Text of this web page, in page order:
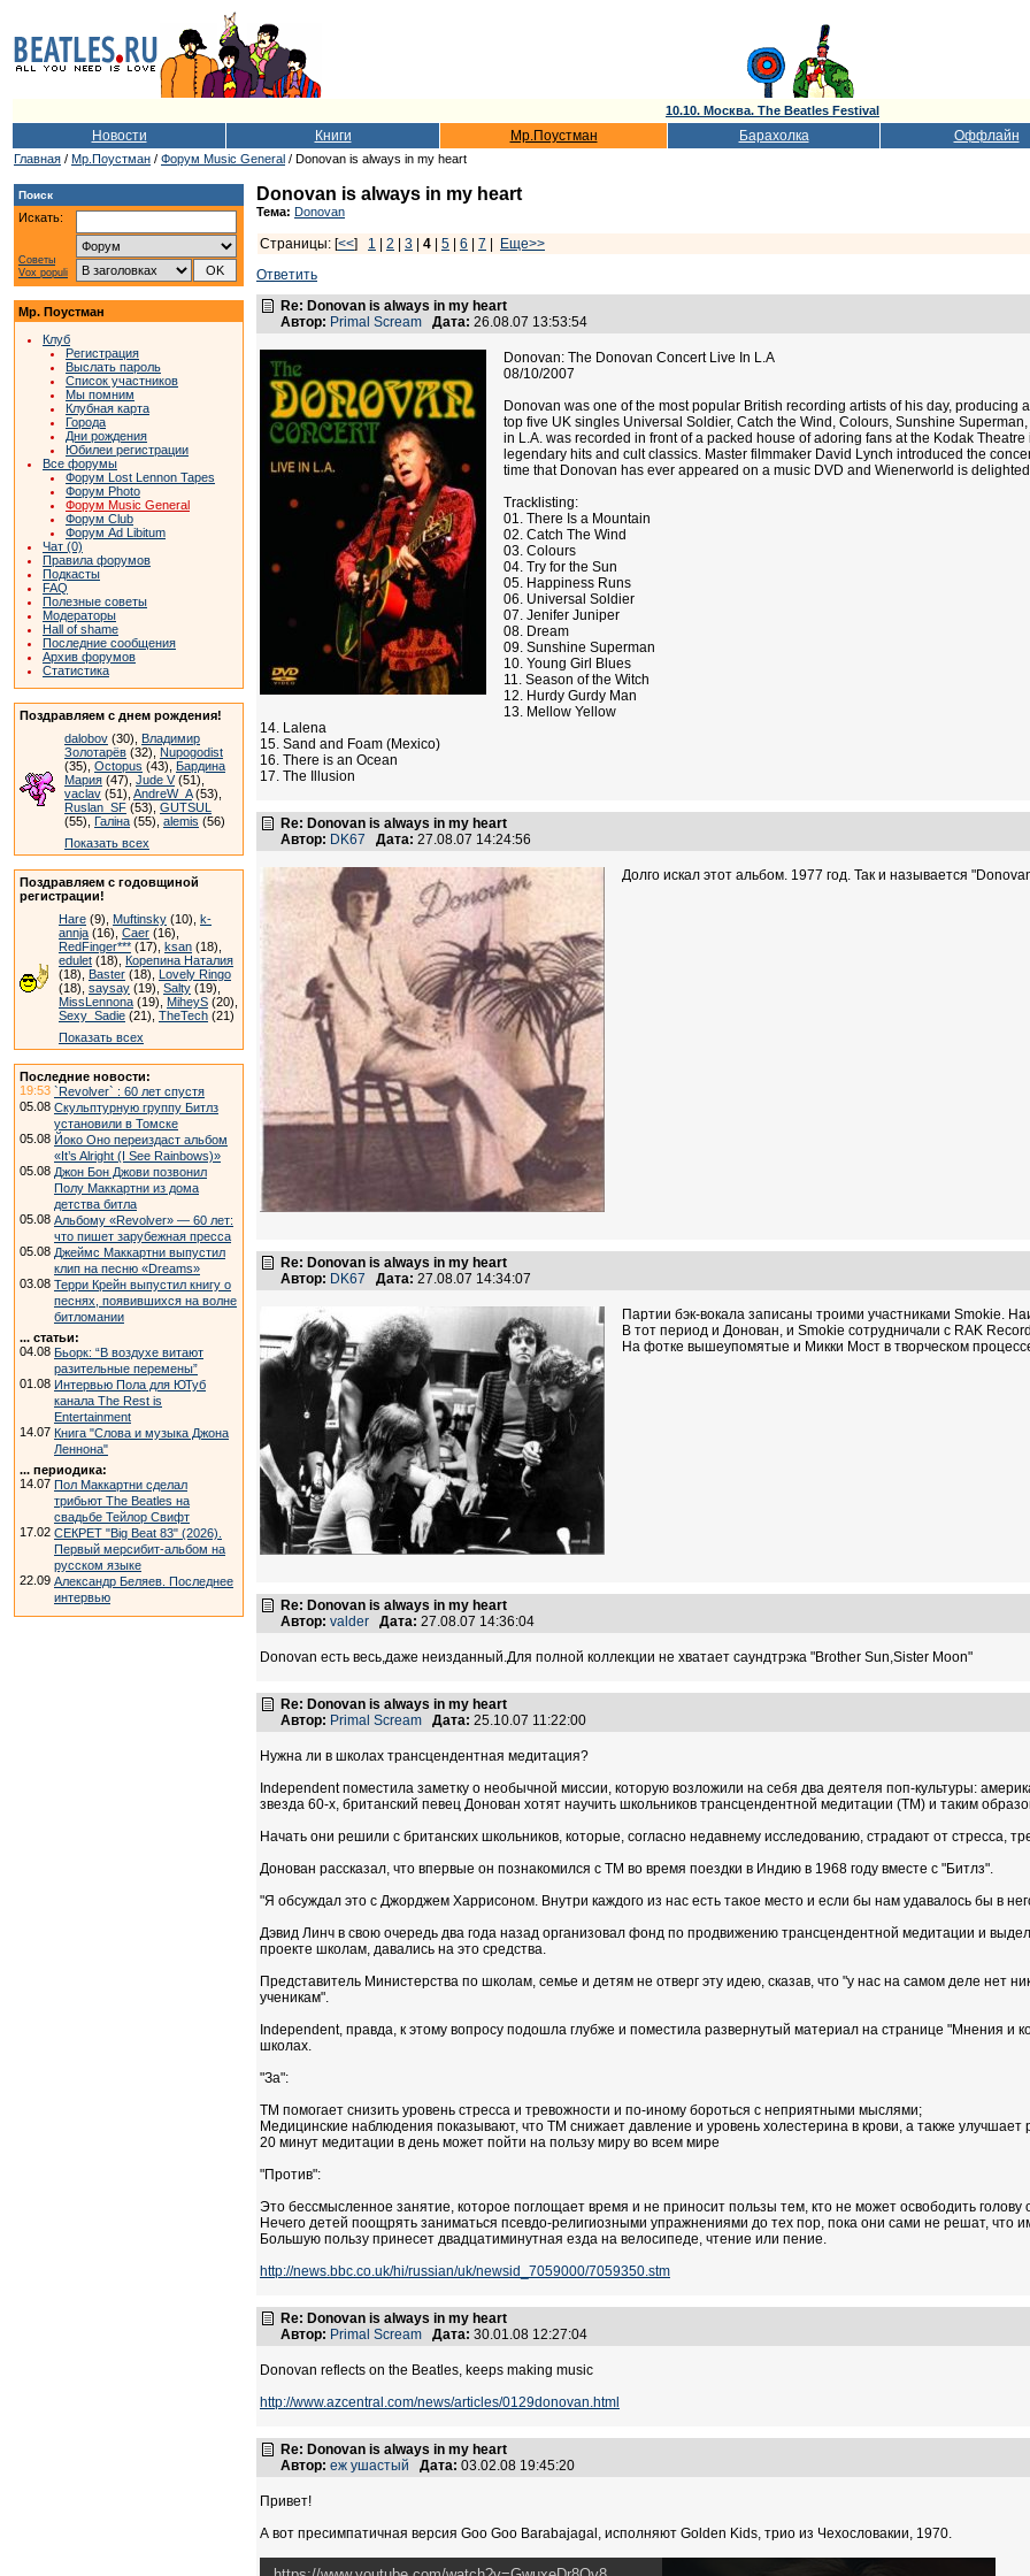
10.10. Москва. The Beatles Festival
Новости Книги Мр.Поустман Барахолка Оффлайн
Главная / Мр.Поустман / Форум Music General / Donovan is always in my heart
Поиск
Искать:
Советы
Vox populi
Мр. Поустман
Клуб
Регистрация
Выслать пароль
Список участников
Мы помним
Клубная карта
Города
Дни рождения
Юбилеи регистрации
Все форумы
Форум Lost Lennon Tapes
Форум Photo
Форум Music General
Форум Club
Форум Ad Libitum
Чат (0)
Правила форумов
Подкасты
FAQ
Полезные советы
Модераторы
Hall of shame
Последние сообщения
Архив форумов
Статистика
Поздравляем с днем рождения!
dalobov (30), Владимир
Золотарёв (32), Nupogodist
(35), Octopus (43), Бардина
Мария (47), Jude V(51),
vaclav (51), AndreW_A(53),
Ruslan_SF (53), GUTSUL
(55), Галіна (55), alemis (56)
Показать всех
Поздравляем с годовщиной
регистрации!
Hare (9), Muftinsky (10), k-
annja (16), Caer (16),
RedFinger*** (17), ksan (18),
edulet (18), Корепина Наталия
(18), Baster (18), Lovely Ringo
(18), saysay (19), Salty (19),
MissLennona (19), MiheyS (20),
Sexy_Sadie (21), TheTech (21)
Показать всех
Последние новости:
19:53 `Revolver` : 60 лет спустя
05.08 Скульптурную группу Битлз
установили в Томске
05.08 Йоко Оно переиздаст альбом
«It’s Alright (I See Rainbows)»
05.08 Джон Бон Джови позвонил
Полу Маккартни из дома
детства битла
05.08 Альбому «Revolver» — 60 лет:
что пишет зарубежная пресса
05.08 Джеймс Маккартни выпустил
клип на песню «Dreams»
03.08 Терри Крейн выпустил книгу о
песнях, появившихся на волне
битломании
... статьи:
04.08 Бьорк: “В воздухе витают
разительные перемены”
01.08 Интервью Пола для ЮТуб
канала The Rest is
Entertainment
14.07 Книга "Слова и музыка Джона
Леннона"
... периодика:
14.07 Пол Маккартни сделал
трибьют The Beatles на
свадьбе Тейлор Свифт
17.02 СЕКРЕТ "Big Beat 83" (2026).
Первый мерсибит-альбом на
русском языке
22.09 Александр Беляев. Последнее
интервью
Donovan is always in my heart
Тема: Donovan
Страницы: [<<] 1 2 3 4 5 6 7
Еще>>
Ответить
Re: Donovan is always in my heart
Автор: Primal Scream Дата: 26.08.07 13:53:54
Donovan: The Donovan Concert Live In L.A
08/10/2007
Donovan was one of the most popular British recording artists of his day,
top five UK singles Universal Soldier, Catch the Wind, Colours, Sunshine
in L.A. was recorded in front of a packed house of adoring fans at the Kodak
legendary hits and cult classics. Master filmmaker David Lynch introduced the
time that Donovan has ever appeared on a music DVD and Wienerworld is
Tracklisting:
01. There Is a Mountain
02. Catch The Wind
03. Colours
04. Try for the Sun
05. Happiness Runs
06. Universal Soldier
07. Jenifer Juniper
08. Dream
09. Sunshine Superman
10. Young Girl Blues
11. Season of the Witch
12. Hurdy Gurdy Man
13. Mellow Yellow
14. Lalena
15. Sand and Foam (Mexico)
16. There is an Ocean
17. The Illusion
Re: Donovan is always in my heart
Автор: DK67 Дата: 27.08.07 14:24:56
Долго искал этот альбом. 1977 год. Так и называется
Re: Donovan is always in my heart
Автор: DK67 Дата: 27.08.07 14:34:07
Партии бэк-вокала записаны троими участниками Smokie.
В тот период и Донован, и Smokie сотрудничали с RAK
На фотке вышеупомятые и Микки Мост в творческом
Re: Donovan is always in my heart
Автор: valder Дата: 27.08.07 14:36:04
Donovan есть весь,даже неизданный.Для полной коллекции не хватает саундтрэка "Brother Sun,Sister Moon"
Re: Donovan is always in my heart
Автор: Primal Scream Дата: 25.10.07 11:22:00
Нужна ли в школах трансцендентная медитация?
Independent поместила заметку о необычной миссии, которую возложили на себя два деятеля поп-культуры:
звезда 60-х, британский певец Донован хотят научить школьников трансцендентной медитации (ТМ) и таким
Начать они решили с британских школьников, которые, согласно недавнему исследованию, страдают от стресса,
Донован рассказал, что впервые он познакомился с ТМ во время поездки в Индию в 1968 году вместе с "Битлз".
"Я обсуждал это с Джорджем Харрисоном. Внутри каждого из нас есть такое место и если бы нам удавалось бы в
Дэвид Линч в свою очередь два года назад организовал фонд по продвижению трансцендентной медитации и
проекте школам, давались на это средства.
Представитель Министерства по школам, семье и детям не отверг эту идею, сказав, что "у нас на самом деле нет
ученикам".
Independent, правда, к этому вопросу подошла глубже и поместила развернутый материал на странице "Мнения и
школах.
"За":
ТМ помогает снизить уровень стресса и тревожности и по-иному бороться с неприятными мыслями;
Медицинские наблюдения показывают, что ТМ снижает давление и уровень холестерина в крови, а также улучшает
20 минут медитации в день может пойти на пользу миру во всем мире
"Против":
Это бессмысленное занятие, которое поглощает время и не приносит пользы тем, кто не может освободить голову
Нечего детей поощрять заниматься псевдо-религиозными упражнениями до тех пор, пока они сами не решат, что
Большую пользу принесет двадцатиминутная езда на велосипеде, чтение или пение.
http://news.bbc.co.uk/hi/russian/uk/newsid_7059000/7059350.stm
Re: Donovan is always in my heart
Автор: Primal Scream Дата: 30.01.08 12:27:04
Donovan reflects on the Beatles, keeps making music
http://www.azcentral.com/news/articles/0129donovan.html
Re: Donovan is always in my heart
Автор: еж ушастый Дата: 03.02.08 19:45:20
Привет!
А вот пресимпатичная версия Goo Goo Barabajagal, исполняют Golden Kids, трио из Чехословакии, 1970.